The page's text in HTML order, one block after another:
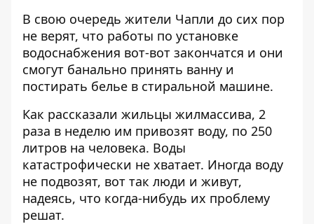
В свою очередь жители Чапли до сих пор
не верят, что работы по установке
водоснабжения вот-вот закончатся и они
смогут банально принять ванну и
постирать белье в стиральной машине.
Как рассказали жильцы жилмассива, 2
раза в неделю им привозят воду, по 250
литров на человека. Воды
катастрофически не хватает. Иногда воду
не подвозят, вот так люди и живут,
надеясь, что когда-нибудь их проблему
решат.